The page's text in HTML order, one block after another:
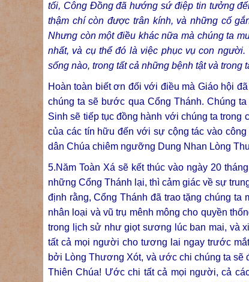
tối, Công Đồng đã hướng sứ điệp tin tưởng
thậm chí còn được trân kính, và những cố
Nhưng còn một điều khác nữa mà chúng ta
nhất, và cụ thể đó là việc phục vụ con
sống nào, trong tất cả những bệnh tật và trong
Hoàn toàn biết ơn đối với điều mà Giáo hội
chúng ta sẽ bước qua Cổng Thánh. Chúng
Sinh sẽ tiếp tục đồng hành với chúng ta
của các tín hữu đến với sự cộng tác vào
dân Chúa chiêm ngưỡng Dung Nhan Lòng
5.Năm Toàn Xá sẽ kết thúc vào ngày 20
những Cổng Thánh lại, thì cảm giác về sự
định rằng, Cổng Thánh đã trao tặng chúng
nhân loại và vũ trụ mênh mông cho quyền
trong lịch sử như giọt sương lúc ban mai, và
tất cả mọi người cho tương lai ngay trước
bởi Lòng Thương Xót, và ước chi chúng ta sẽ
Thiên Chúa! Ước chi tất cả mọi người, cả